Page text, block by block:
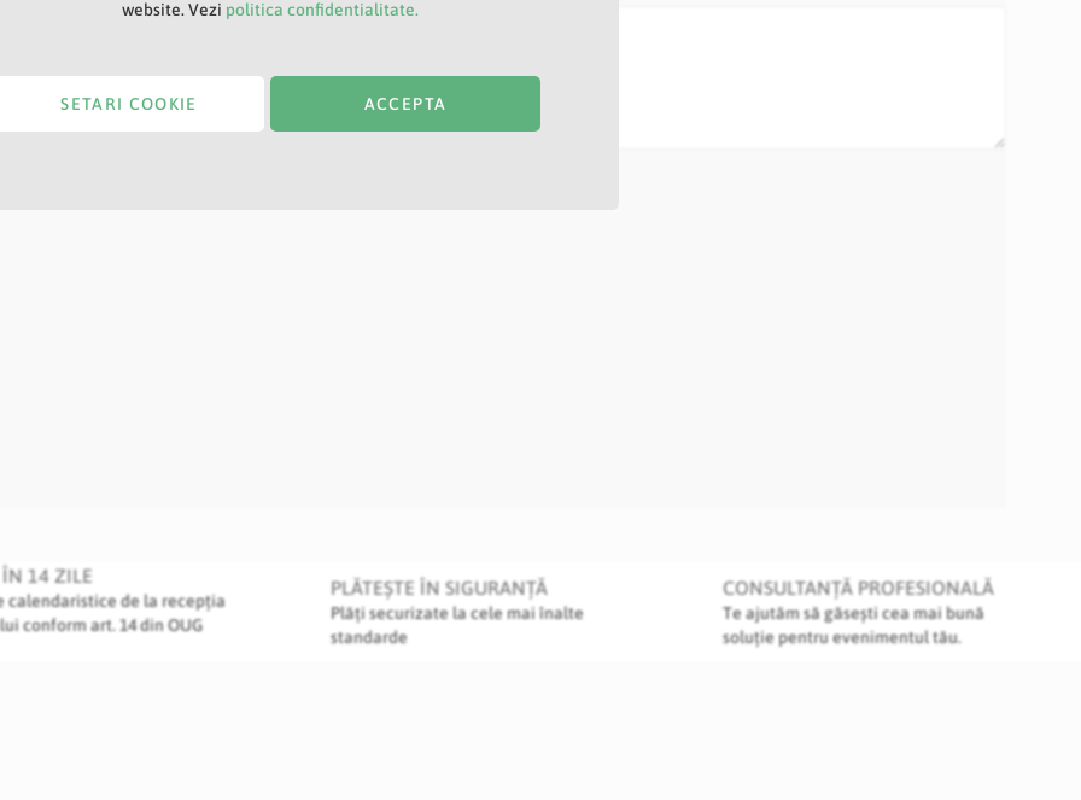
ÎN 14 ZILE
calendaristice de la recepția
conform art. 14 din OUG
PLĂTEȘTE ÎN SIGURANȚĂ
Plăți securizate la cele mai înalte
standarde
CONSULTANȚĂ PROFESIONALĂ
Te ajutăm să găsești cea mai bună
soluție pentru evenimentul tău.
website. Vezi politica confidentialitate.
ACCEPTA
SETARI COOKIE